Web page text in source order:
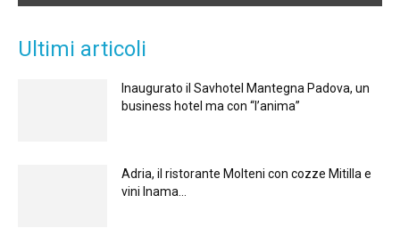
Ultimi articoli
Inaugurato il Savhotel Mantegna Padova, un
business hotel ma con “l’anima”
Adria, il ristorante Molteni con cozze Mitilla e
vini Inama...